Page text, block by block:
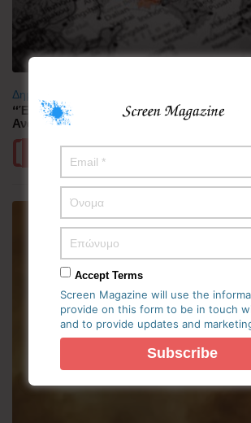
Δημοφιλή
“Έλιωσε” από τη ζέστη η Κορεατική
Ανάσες δροσιάς αναζητούν οι πολίτες
Accept Terms
Screen Magazine will use the
provide on this form to be in touch
and to provide updates and